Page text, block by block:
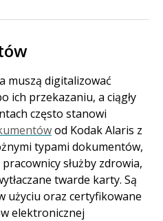
muszą digitalizować
ich przekazaniu, a ciągły
często stanowi
od Kodak Alaris z
typami dokumentów,
służby zdrowia,
twarde karty. Są
użyciu oraz certyfikowane
elektronicznej